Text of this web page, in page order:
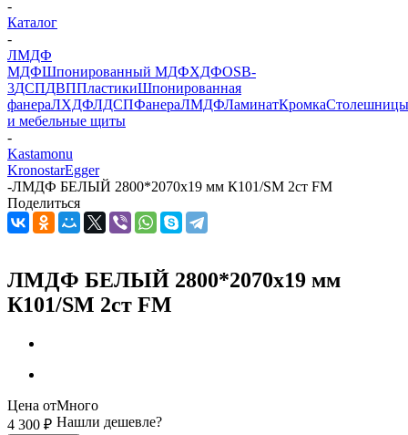
-
Каталог
-
ЛМДФ
МДФШпонированный МДФХДФOSB-
3ДСПДВППластикиШпонированная
фанераЛХДФЛДСПФанераЛМДФЛаминатКромкаСтолешницы
и мебельные щиты
-
Kastamonu
KronostarEgger
-ЛМДФ БЕЛЫЙ 2800*2070x19 мм К101/SM 2ст FM
Поделиться
ЛМДФ БЕЛЫЙ 2800*2070x19 мм
К101/SM 2ст FM
Цена от
4 300 ₽
Много
Нашли дешевле?